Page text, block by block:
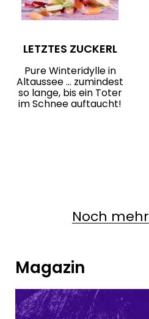
LETZTES ZUCKERL
Pure Winteridylle in
Altaussee … zumindest
so lange, bis ein Toter
im Schnee auftaucht!
Noch
Magazin